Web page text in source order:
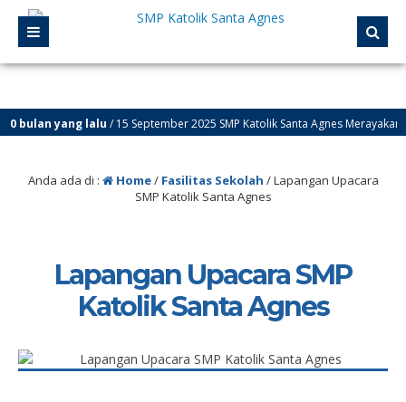
bulan yang lalu/ 15 September 2025 SMP Katolik Santa Agnes Merayakan
Anda ada di : Home/ Fasilitas Sekolah /Lapangan Upacara
SMP Katolik Santa Agnes
Lapangan Upacara SMP
Katolik Santa Agnes